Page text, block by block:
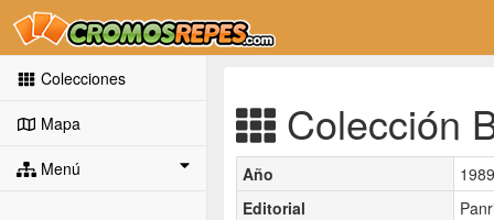
Colecciones
Mapa
Menú
Colección
Año
1989
Editorial